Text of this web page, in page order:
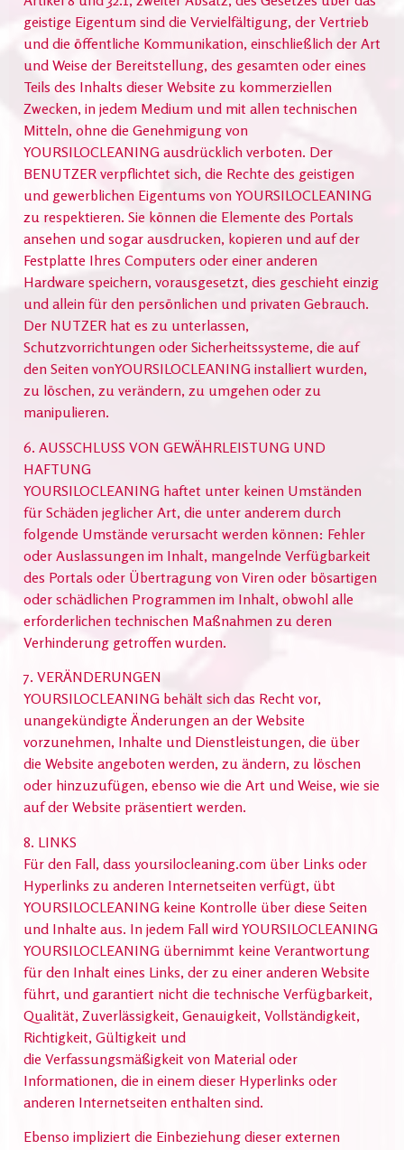
geistige Eigentum sind die Vervielfältigung, der Vertrieb
und die öffentliche Kommunikation, einschließlich der Art
und Weise der Bereitstellung, des gesamten oder eines
Teils des Inhalts dieser Website zu kommerziellen
Zwecken, in jedem Medium und mit allen technischen
Mitteln, ohne die Genehmigung von
YOURSILOCLEANING ausdrücklich verboten. Der
BENUTZER verpflichtet sich, die Rechte des geistigen
und gewerblichen Eigentums von YOURSILOCLEANING
zu respektieren. Sie können die Elemente des Portals
ansehen und sogar ausdrucken, kopieren und auf der
Festplatte Ihres Computers oder einer anderen
Hardware speichern, vorausgesetzt, dies geschieht einzig
und allein für den persönlichen und privaten Gebrauch.
Der NUTZER hat es zu unterlassen,
Schutzvorrichtungen oder Sicherheitssysteme, die auf
den Seiten vonYOURSILOCLEANING installiert wurden,
zu löschen, zu verändern, zu umgehen oder zu
manipulieren.
6. AUSSCHLUSS VON GEWÄHRLEISTUNG UND
HAFTUNG
YOURSILOCLEANING haftet unter keinen Umständen
für Schäden jeglicher Art, die unter anderem durch
folgende Umstände verursacht werden können: Fehler
oder Auslassungen im Inhalt, mangelnde Verfügbarkeit
des Portals oder Übertragung von Viren oder bösartigen
oder schädlichen Programmen im Inhalt, obwohl alle
erforderlichen technischen Maßnahmen zu deren
Verhinderung getroffen wurden.
7. VERÄNDERUNGEN
YOURSILOCLEANING behält sich das Recht vor,
unangekündigte Änderungen an der Website
vorzunehmen, Inhalte und Dienstleistungen, die über
die Website angeboten werden, zu ändern, zu löschen
oder hinzuzufügen, ebenso wie die Art und Weise, wie sie
auf der Website präsentiert werden.
8. LINKS
Für den Fall, dass yoursilocleaning.com über Links oder
Hyperlinks zu anderen Internetseiten verfügt, übt
YOURSILOCLEANING keine Kontrolle über diese Seiten
und Inhalte aus. In jedem Fall wird YOURSILOCLEANING
YOURSILOCLEANING übernimmt keine Verantwortung
für den Inhalt eines Links, der zu einer anderen Website
führt, und garantiert nicht die technische Verfügbarkeit,
Qualität, Zuverlässigkeit, Genauigkeit, Vollständigkeit,
Richtigkeit, Gültigkeit und
die Verfassungsmäßigkeit von Material oder
Informationen, die in einem dieser Hyperlinks oder
anderen Internetseiten enthalten sind.
Ebenso impliziert die Einbeziehung dieser externen